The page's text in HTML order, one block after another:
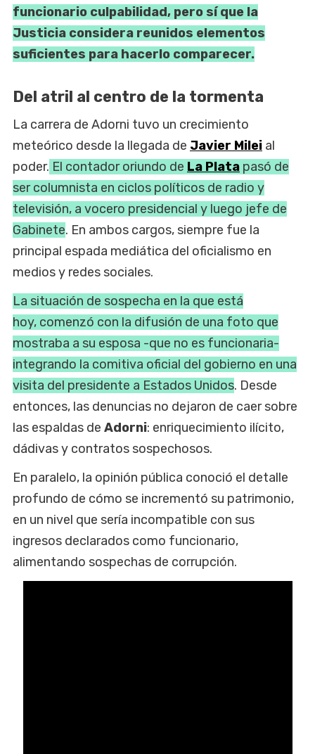
funcionario culpabilidad, pero sí que la
Justicia considera reunidos elementos
suficientes para hacerlo comparecer.
Del atril al centro de la tormenta
La carrera de Adorni tuvo un crecimiento
meteórico desde la llegada de Javier Milei al
poder. El contador oriundo de La Plata pasó de
ser columnista en ciclos políticos de radio y
televisión, a vocero presidencial y luego jefe de
Gabinete. En ambos cargos, siempre fue la
principal espada mediática del oficialismo en
medios y redes sociales.
La situación de sospecha en la que está
hoy, comenzó con la difusión de una foto que
mostraba a su esposa -que no es funcionaria-
integrando la comitiva oficial del gobierno en una
visita del presidente a Estados Unidos. Desde
entonces, las denuncias no dejaron de caer sobre
las espaldas de Adorni: enriquecimiento ilícito,
dádivas y contratos sospechosos.
En paralelo, la opinión pública conoció el detalle
profundo de cómo se incrementó su patrimonio,
en un nivel que sería incompatible con sus
ingresos declarados como funcionario,
alimentando sospechas de corrupción.